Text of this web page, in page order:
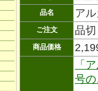
品名
ア
ご注文 品切
商品価格
「
号